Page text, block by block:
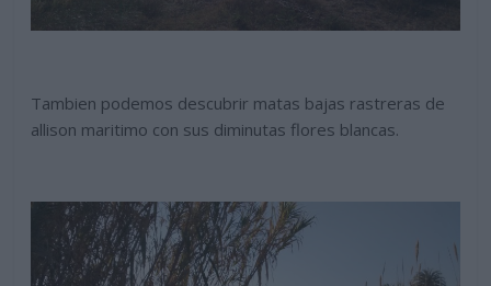
Tambien podemos descubrir matas bajas rastreras de
allison maritimo con sus diminutas flores blancas.